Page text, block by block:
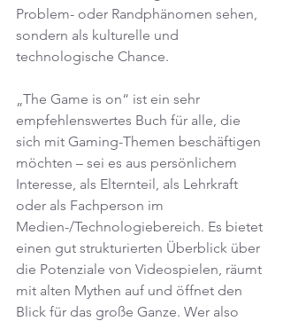
Problem- oder Randphänomen sehen,
sondern als kulturelle und
technologische Chance.
„The Game is on“ ist ein sehr
empfehlenswertes Buch für alle, die
sich mit Gaming-Themen beschäftigen
möchten – sei es aus persönlichem
Interesse, als Elternteil, als Lehrkraft
oder als Fachperson im
Medien-/Technologiebereich. Es bietet
einen gut strukturierten Überblick über
die Potenziale von Videospielen, räumt
mit alten Mythen auf und öffnet den
Blick für das große Ganze. Wer also